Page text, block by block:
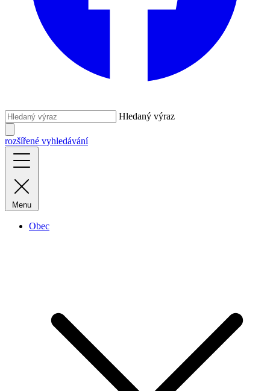
Hledaný výraz
rozšířené vyhledávání
Menu
Obec